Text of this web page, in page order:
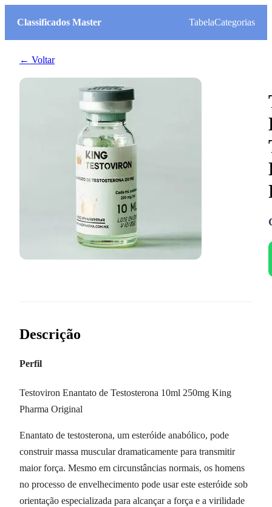
Classificados Master TabelaCategorias
← Voltar
Descrição
Perfil
Testoviron Enantato de Testosterona 10ml 250mg King
Pharma Original
Enantato de testosterona, um esteróide anabólico, pode
construir massa muscular dramaticamente para transmitir
maior força. Mesmo em circunstâncias normais, os homens
no processo de envelhecimento pode usar este esteróide sob
orientação especializada para alcançar a força e a virilidade